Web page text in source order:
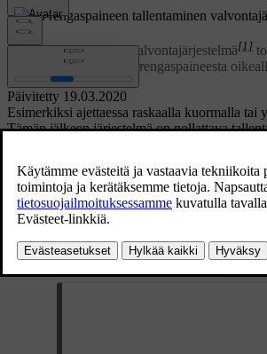
Päivitetty 19.03.2020
Uuden rengaspaineen tallentaminen
Jotta rengaspaineiden valvontajärjestelmä[1]
varoittamaan alhaisesta rengaspaineesta
Esimerkiksi ajettaessa raskaalla kuormalla
Tämän jälkeen järjestelmä on nollattava
Tallenna uusi rengaspaine viitearvoksi
Sulkekaa auto.
Pumpatkaa renkaisiin oikea rengaspaine,
Käynnistäkää moottori.
Avatkaa sovellus Auton tila
Painakaa painikettaTPMS.